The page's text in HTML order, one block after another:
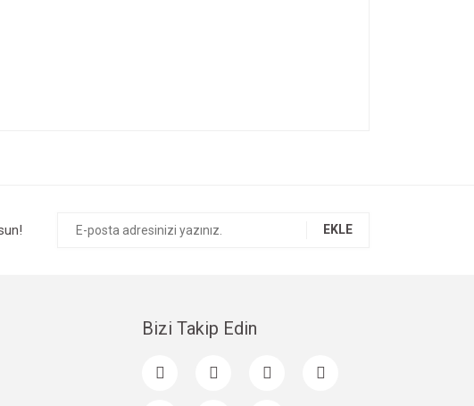
EKLE
Bizi Takip Edin